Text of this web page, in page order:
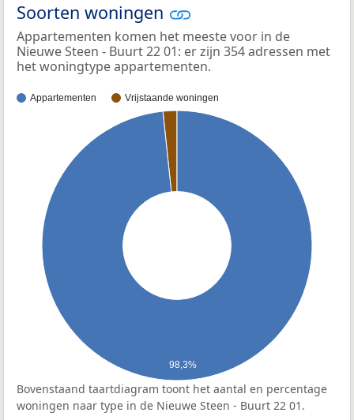
Soorten woningen
Appartementen komen het meeste voor in de
Nieuwe Steen - Buurt 22 01: er zijn 354 adressen met
het woningtype appartementen.
Appartementen Vrijstaande woningen
98,3%
Bovenstaand taartdiagram toont het aantal en percentage
woningen naar type in de Nieuwe Steen - Buurt 22 01.